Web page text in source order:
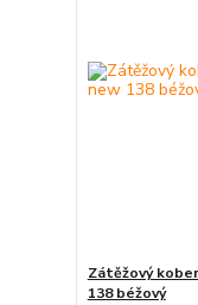
Zátěžový
138 béžový